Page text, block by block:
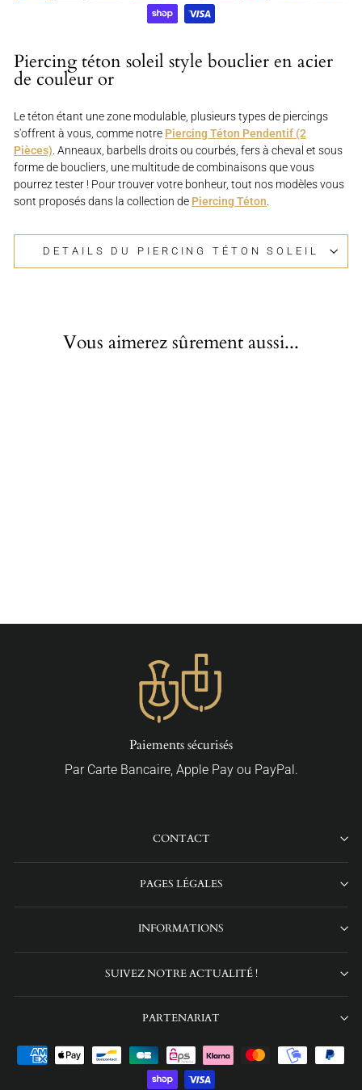
Piercing téton soleil style bouclier en acier
de couleur or
Le téton étant une zone modulable, plusieurs types de piercings
s'offrent à vous, comme notre Piercing Téton Pendentif (2
Pièces). Anneaux, barbells droits ou courbés, fers à cheval et sous
forme de boucliers, une multitude de combinaisons que vous
pourrez tester ! Pour trouver votre bonheur, tout nos modèles vous
sont proposés dans la collection de Piercing Téton.
DETAILS DU PIERCING TÉTON SOLEIL
Vous aimerez sûrement aussi...
Paiements sécurisés
Par Carte Bancaire, Apple Pay ou PayPal.
CONTACT
PAGES LÉGALES
INFORMATIONS
SUIVEZ NOTRE ACTUALITÉ !
PARTENARIAT